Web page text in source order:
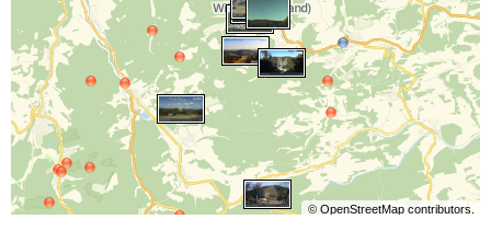
© OpenStreetMapcontributors.